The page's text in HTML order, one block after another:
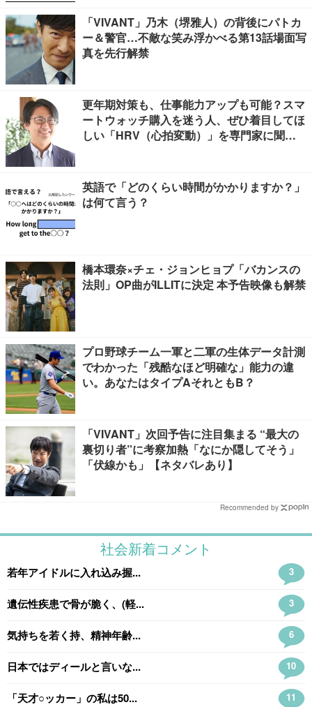
「VIVANT」乃木（堺雅人）の背後にパトカ
ー＆警官…不敵な笑み浮かべる第13話場面写
真を先行解禁
更年期対策も、仕事能力アップも可能？スマ
ートウォッチ購入を迷う人、ぜひ着目してほ
しい「HRV（心拍変動）」を専門家に聞き
英語で「どのくらい時間がかかりますか？」
は何て言う？
橋本環奈×チェ・ジョンヒョプ「バカンスの
法則」OP曲がILLITに決定 本予告映像も解禁
プロ野球チーム一軍と二軍の生体データ計測
でわかった「残酷なほど明確な」能力の違
い。あなたはタイプAそれともB？
「VIVANT」次回予告に注目集まる “最大の
裏切り者”に考察加熱「なにか隠してそう」
「伏線かも」【ネタバレあり】
Recommended by